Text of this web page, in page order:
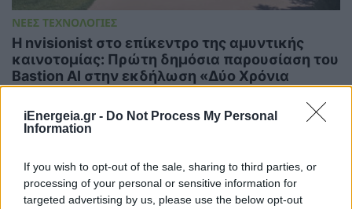
iEnergeia.gr - Do Not Process My Personal
Information
If you wish to opt-out of the sale, sharing to third parties, or
processing of your personal or sensitive information for
targeted advertising by us, please use the below opt-out
ΝΕΕΣ ΤΕΧΝΟΛΟΓΙΕΣ
Η nvisionist στο επίκεντρο της αμυντικής
καινοτομίας: Πρώτη δημόσια παρουσίαση του
Bastion AI στην εκδήλωση «Δύο Χρόνια
ΕΛΚΑΚ», παρουσία του ΥΕΘΑ
12/06/2026 - 10:41